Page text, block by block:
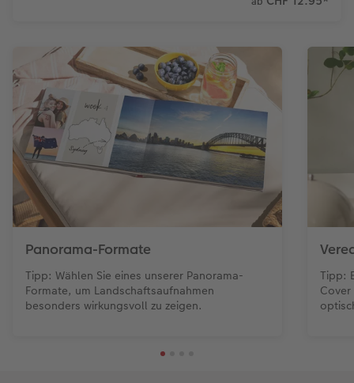
Panorama-Formate
Tipp: Wählen Sie eines unserer Panorama-
Formate, um Landschaftsaufnahmen
besonders wirkungsvoll zu zeigen.
Tipp: